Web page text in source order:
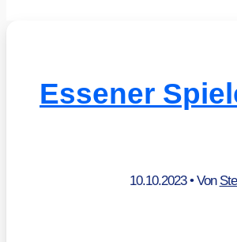
Essener
10.10.2023• Von